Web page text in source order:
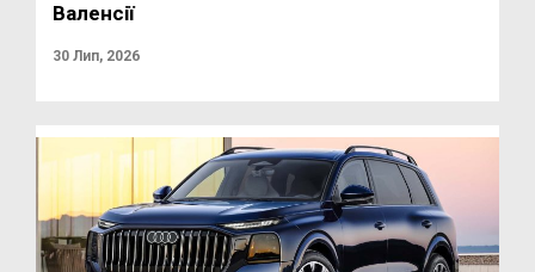
Валенсії
30 Лип, 2026